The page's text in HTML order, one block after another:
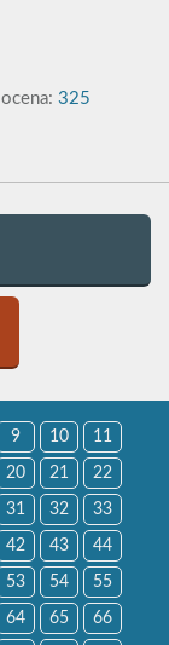
ocena: 325
9 10 11
20 21 22
31 32 33
42 43 44
53 54 55
64 65 66